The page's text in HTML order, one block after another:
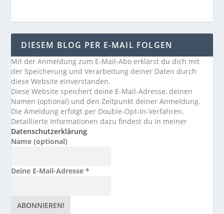
DIESEM BLOG PER E-MAIL FOLGEN
Mit der Anmeldung zum E-Mail-Abo erklärst du dich mit
der Speicherung und Verarbeitung deiner Daten durch
diese Website einverstanden.
Diese Website speichert deine E-Mail-Adresse, deinen
Namen (optional) und den Zeitpunkt deiner Anmeldung.
Die Ameldung erfolgt per Double-Opt-In-Verfahren.
Detaillierte Informationen dazu findest du in meiner
Datenschutzerklärung.
Name (optional)
Deine E-Mail-Adresse*